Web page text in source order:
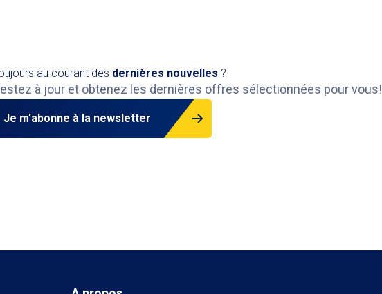
au courant des dernières nouvelles ?
à jour et obtenez les dernières offres sélectionnées pour vous!
Je m'abonne à la newsletter